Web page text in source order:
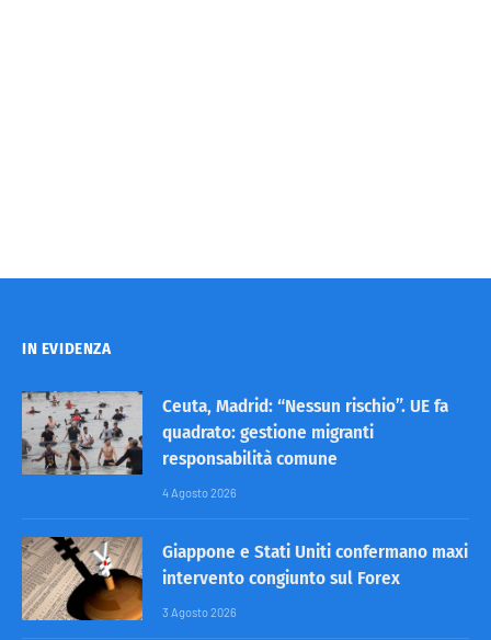
IN EVIDENZA
Ceuta, Madrid: “Nessun rischio”. UE fa
quadrato: gestione migranti
responsabilità comune
4 Agosto 2026
Giappone e Stati Uniti confermano maxi
intervento congiunto sul Forex
3 Agosto 2026